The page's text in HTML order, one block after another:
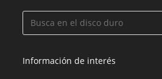
Información de interés